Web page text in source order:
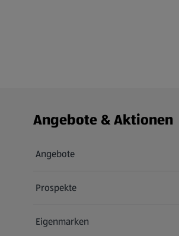
Fußzeilenmenü - weitere Links
Angebote & Aktionen
Angebote
Prospekte
Eigenmarken